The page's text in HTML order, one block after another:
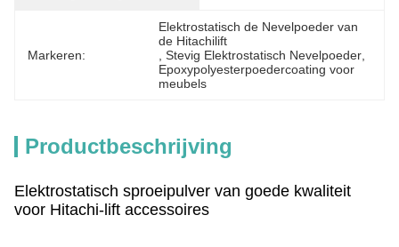
Markeren:
Elektrostatisch de Nevelpoeder van
de Hitachilift
, Stevig Elektrostatisch Nevelpoeder
Epoxypolyesterpoedercoating voor
meubels
Productbeschrijving
Elektrostatisch sproeipulver van goede kwaliteit
voor Hitachi-lift accessoires